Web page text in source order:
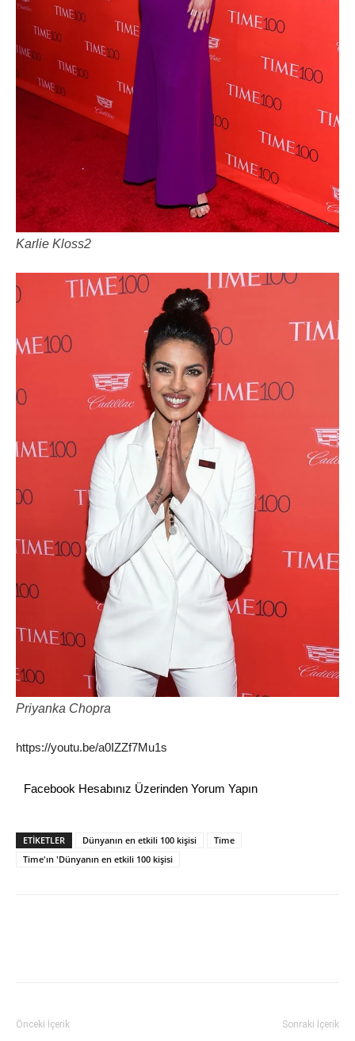
Karlie Kloss2
Priyanka Chopra
https://youtu.be/a0IZZf7Mu1s
Facebook Hesabınız Üzerinden Yorum Yapın
ETİKETLER Dünyanın en etkili 100 kişisi
Time
Time'ın 'Dünyanın en etkili 100 kişisi
Önceki İçerik Sonraki İçerik